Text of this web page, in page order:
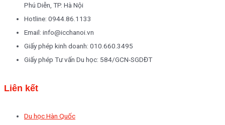
Phú Diễn, TP. Hà Nội
Hotline: 0944.86.1133
Email: info@icchanoi.vn
Giấy phép kinh doanh: 010.660.3495
Giấy phép Tư vấn Du học: 584/GCN-SGDĐT
Liên kết
Du học Hàn Quốc